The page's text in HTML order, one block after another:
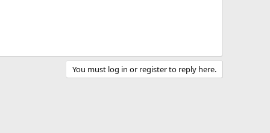
You must log in or register to reply here.